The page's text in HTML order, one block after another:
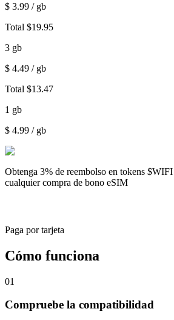
$ 3.99 / gb
Total $19.95
3 gb
$ 4.49 / gb
Total $13.47
1 gb
$ 4.99 / gb
Obtenga 3% de reembolso en tokens
cualquier compra de bono eSIM
Paga por tarjeta
Cómo funciona
01
Compruebe la compatibilidad